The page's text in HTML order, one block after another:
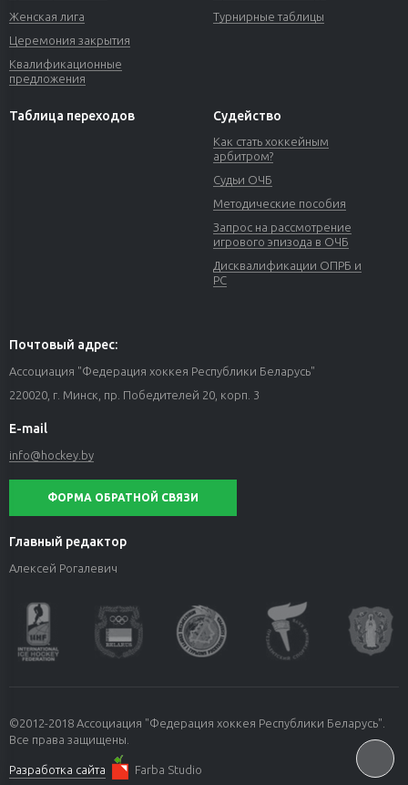
Женская лига
Церемония закрытия
Квалификационные
предложения
Турнирные таблицы
Таблица переходов Судейство
Как стать хоккейным
арбитром?
Судьи ОЧБ
Методические пособия
Запрос на рассмотрение
игрового эпизода в ОЧБ
Дисквалификации ОПРБ и
РС
Почтовый адрес:
Ассоциация "Федерация хоккея Республики Беларусь"
220020, г. Минск, пр. Победителей 20, корп. 3
E-mail
info@hockey.by
ФОРМА ОБРАТНОЙ СВЯЗИ
Главный редактор
Алексей Рогалевич
©2012-2018 Ассоциация "Федерация хоккея Республики Беларусь".
Все права защищены.
Разработка сайта Farba Studio